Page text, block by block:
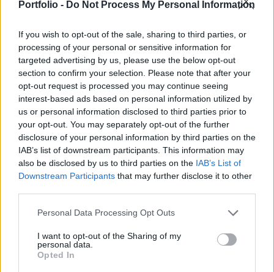
Portfolio - Do Not Process My Personal Information
If you wish to opt-out of the sale, sharing to third parties, or
processing of your personal or sensitive information for
targeted advertising by us, please use the below opt-out
section to confirm your selection. Please note that after your
opt-out request is processed you may continue seeing
interest-based ads based on personal information utilized by
us or personal information disclosed to third parties prior to
your opt-out. You may separately opt-out of the further
disclosure of your personal information by third parties on the
IAB’s list of downstream participants. This information may
also be disclosed by us to third parties on the IAB’s List of
Downstream Participants that may further disclose it to other
Personal Data Processing Opt Outs
I want to opt-out of the Sharing of my
personal data.
Opted In
izraeli túszok elengedésére és a fegyverek
A Hamász vezető tisztségviselője, Baszem Naim
csütörtökön "sértőnek" minősítette Abbász előző napi
kijelentéseit. "Abbász ismételten és gyanús módon ismét a
népünkre hárítja a felelősséget" - nyilatkozta Naim. Abbász
szerdán arra sürgette a Hamászt, hogy engedje szabadon
az összes túszt, mondván, hogy fogva tartásuk "ürügyet"
szolgáltat Izraelnek a Gázai övezet...
KEDVES OLVASÓNK!
A keresett cikk a portfolio.hu hírarchívumához
tartozik, melynek olvasása előfizetéses
Az előfizetés a következőket tartalmazza: